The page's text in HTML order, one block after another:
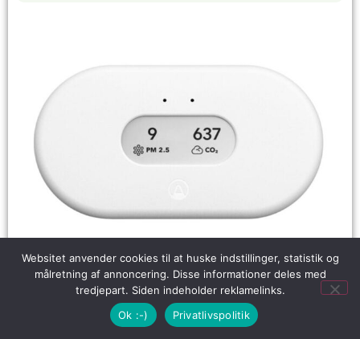
Websitet anvender cookies til at huske indstillinger, statistik og
målretning af annoncering. Disse informationer deles med
tredjepart. Siden indeholder reklamelinks.
Ok :-)
Privatlivspolitik